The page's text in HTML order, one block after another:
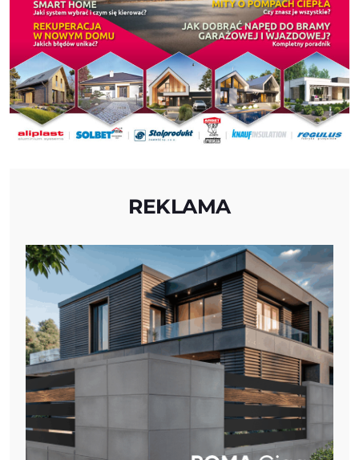
REKLAMA